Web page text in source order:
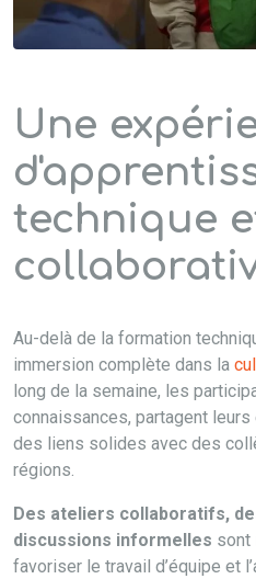
Une
technique
Au-delà de la formation
immersion complète dans la
long de la semaine, les
connaissances, partagent
des liens solides avec des
régions.
Des ateliers collaboratifs,
discussions informelles sont
favoriser le travail d’équipe et